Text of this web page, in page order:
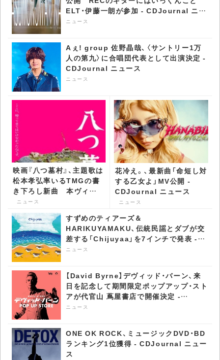
ELT・伊藤一朗が参加 - CDJournal ニュ
ース
ニュース
Aぇ! group 佐野晶哉、〈サントリー1万
人の第九〉に合唱団代表として出演決定 -
CDJournal ニュース
ニュース
映画『八つ墓村』、主題歌は
松本孝弘率いるTMGの書
き下ろし新曲 本ヴィジ
ュアル＆予告も公開 -
CDJournal ニュース
ニュース
花冷え。、最新曲「命短し対
する乙女よ」MV公開 -
CDJournal ニュース
ニュース
すずめのティアーズ＆
HARIKUYAMAKU、伝統民謡とダブが交
差する「Chijuyaa」を7インチで発表 -
CDJournal ニュース
ニュース
【David Byrne】デヴィッド・バーン、来
日を記念して期間限定ポップアップ・スト
アが代官山 蔦屋書店で開催決定 -
CDJournal ニュース
ニュース
ONE OK ROCK、ミュージックDVD・BD
ランキング1位獲得 - CDJournal ニュー
ス